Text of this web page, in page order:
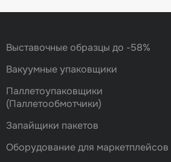
Выставочные образцы до -58%
Вакуумные упаковщики
Паллетоупаковщики
(Паллетообмотчики)
Запайщики пакетов
Оборудование для маркетплейсов